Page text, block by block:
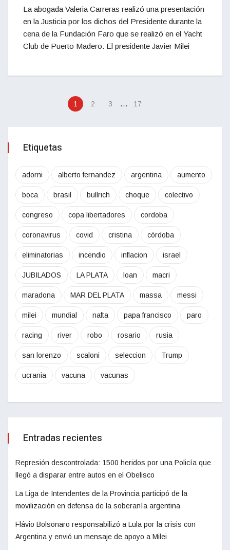
La abogada Valeria Carreras realizó una presentación
en la Justicia por los dichos del Presidente durante la
cena de la Fundación Faro que se realizó en el Yacht
Club de Puerto Madero. El presidente Javier Milei
1 2 3 … 17
Etiquetas
adorni alberto fernandez argentina aumento
boca brasil bullrich choque colectivo
congreso copa libertadores cordoba
coronavirus covid cristina córdoba
eliminatorias incendio inflacion israel
JUBILADOS LA PLATA loan macri
maradona MAR DEL PLATA massa messi
milei mundial nafta papa francisco paro
racing river robo rosario rusia
san lorenzo scaloni seleccion Trump
ucrania vacuna vacunas
Entradas recientes
Represión descontrolada: 1500 heridos por una Policía que
llegó a disparar entre autos en el Obelisco
La Liga de Intendentes de la Provincia participó de la
movilización en defensa de la soberanía argentina
Flávio Bolsonaro responsabilizó a Lula por la crisis con
Argentina y envió un mensaje de apoyo a Milei